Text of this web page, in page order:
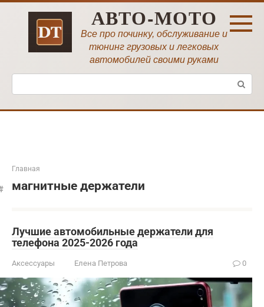
Перейти
АВТО-МОТО
Все про починку, обслуживание и
тюнинг грузовых и легковых
автомобилей своими руками
Поиск:
Главная
магнитные держатели
Лучшие автомобильные держатели для
телефона 2025-2026 года
Аксессуары Елена Петрова 0